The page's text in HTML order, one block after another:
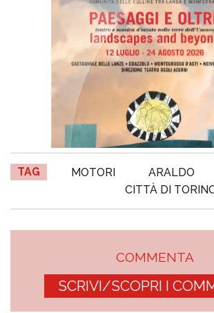
TAG MOTORI ARALDO
CITTÀ DI
COMMENTA
SCRIVI/SCOPRI I